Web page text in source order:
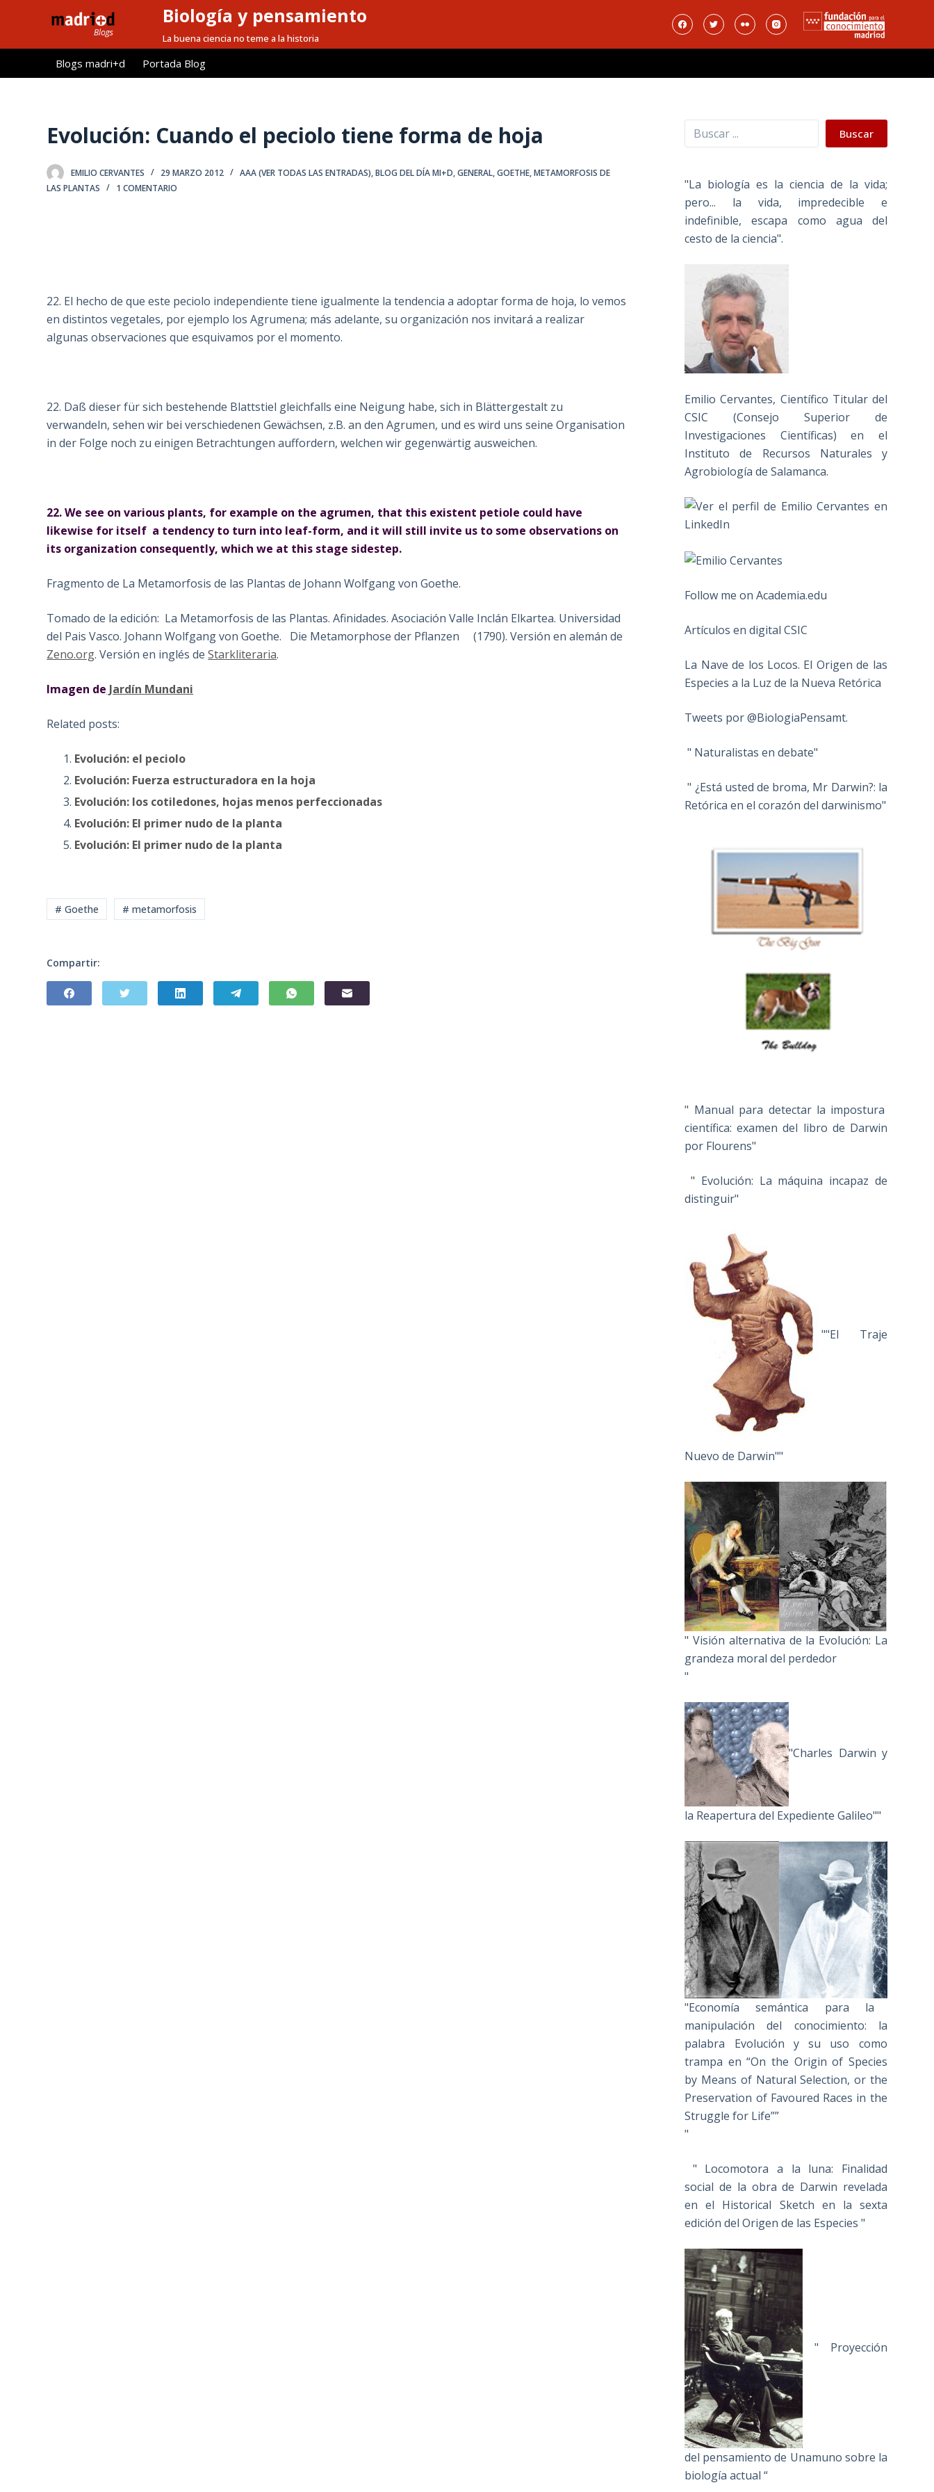
l
Biología y pensamiento
La buena ciencia no teme a la historia
Blogs madri+d Portada Blog
Evolución: Cuando el peciolo tiene forma de hoja
EMILIO CERVANTES 29 MARZO 2012 AAA (VER TODAS LAS ENTRADAS),BLOG DEL DÍA MI+D,GENERAL,GOETHE,METAMORFOSIS DE
LAS PLANTAS
1 COMENTARIO
22. El hecho de que este peciolo independiente tiene igualmente la tendencia a adoptar forma de hoja, lo vemos
en distintos vegetales, por ejemplo los Agrumena; más adelante, su organización nos invitará a realizar
algunas observaciones que esquivamos por el momento.
22. Daß dieser für sich bestehende Blattstiel gleichfalls eine Neigung habe, sich in Blättergestalt zu
verwandeln, sehen wir bei verschiedenen Gewächsen, z.B. an den Agrumen, und es wird uns seine Organisation
in der Folge noch zu einigen Betrachtungen auffordern, welchen wir gegenwärtig ausweichen.
22. We see on various plants, for example on the agrumen, that this existent petiole could have
likewise for itself a tendency to turn into leaf-form, and it will still invite us to some observations on
its organization consequently, which we at this stage sidestep.
Fragmento de La Metamorfosis de las Plantas de Johann Wolfgang von Goethe.
Tomado de la edición: La Metamorfosis de las Plantas. Afinidades. Asociación Valle Inclán Elkartea. Universidad
del Pais Vasco. Johann Wolfgang von Goethe. Die Metamorphose der Pflanzen (1790). Versión en alemán de
Zeno.org. Versión en inglés deStarkliteraria.
Imagen de Jardín Mundani
Related posts:
Evolución: el peciolo
Evolución: Fuerza estructuradora en la hoja
Evolución: los cotiledones, hojas menos perfeccionadas
Evolución: El primer nudo de la planta
Evolución: El primer nudo de la planta
# Goethe # metamorfosis
Compartir:
Buscar Buscar
"La biología es la ciencia de la vida;
pero... la vida, impredecible e
indefinible, escapa como agua del
cesto de la ciencia".
Emilio Cervantes, Científico Titular del
CSIC (Consejo Superior de
Investigaciones Científicas) en el
Instituto de Recursos Naturales y
Agrobiología de Salamanca.
Follow me on Academia.edu
Artículos en digital CSIC
La Nave de los Locos. El Origen de las
Especies a la Luz de la Nueva Retórica
Tweets por @BiologiaPensamt.
" Naturalistas en debate"
" ¿Está usted de broma, Mr Darwin?: la
Retórica en el corazón del darwinismo"
" Manual para detectar la impostura
científica: examen del libro de Darwin
por Flourens"
" Evolución: La máquina incapaz de
distinguir"
""El Traje
Nuevo de Darwin""
" Visión alternativa de la Evolución: La
grandeza moral del perdedor
"
"Charles Darwin y
la Reapertura del Expediente Galileo""
"Economía semántica para la
manipulación del conocimiento: la
palabra Evolución y su uso como
trampa en “On the Origin of Species
by Means of Natural Selection, or the
Preservation of Favoured Races in the
Struggle for Life””
"
" Locomotora a la luna: Finalidad
social de la obra de Darwin revelada
en el Historical Sketch en la sexta
edición del Origen de las Especies "
" Proyección
del pensamiento de Unamuno sobre la
biología actual “